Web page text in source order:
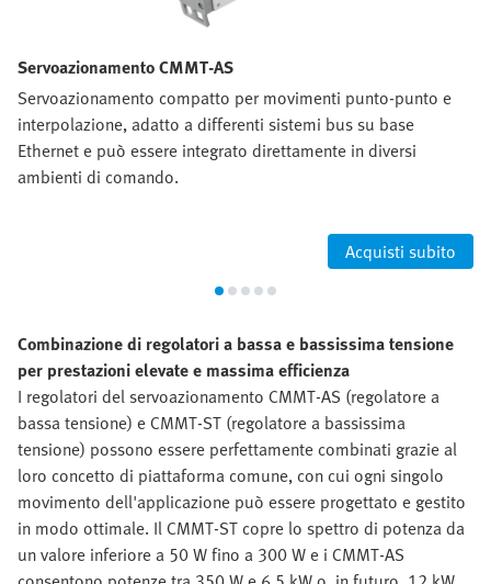
Servoazionamento CMMT-AS
Servoazionamento compatto per movimenti punto-punto e
interpolazione, adatto a differenti sistemi bus su base
Ethernet e può essere integrato direttamente in diversi
ambienti di comando.
Acquisti subito
Combinazione di regolatori a bassa e bassissima tensione
per prestazioni elevate e massima efficienza
I regolatori del servoazionamento CMMT-AS (regolatore a
bassa tensione) e CMMT-ST (regolatore a bassissima
tensione) possono essere perfettamente combinati grazie al
loro concetto di piattaforma comune, con cui ogni singolo
movimento dell'applicazione può essere progettato e gestito
in modo ottimale. Il CMMT-ST copre lo spettro di potenza da
un valore inferiore a 50 W fino a 300 W e i CMMT-AS